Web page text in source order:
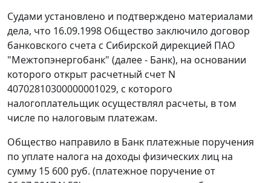
Судами установлено и подтверждено материалами
дела, что 16.09.1998 Общество заключило договор
банковского счета с Сибирской дирекцией ПАО
"Межтопэнергобанк" (далее - Банк), на основании
которого открыт расчетный счет N
40702810300000001029, с которого
налогоплательщик осуществлял расчеты, в том
числе по налоговым платежам.
Общество направило в Банк платежные поручения
по уплате налога на доходы физических лиц на
сумму 15 600 руб. (платежное поручение от